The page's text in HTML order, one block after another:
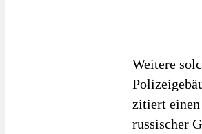
Weitere
zitiert einen
russischer